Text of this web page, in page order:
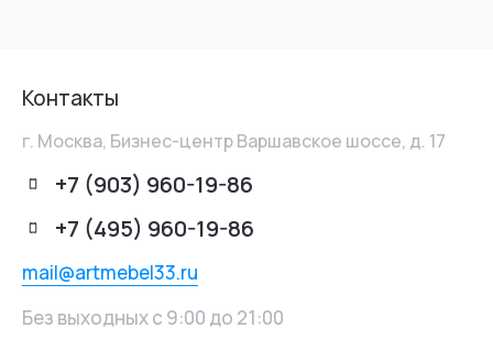
Контакты
г. Москва, Бизнес-центр Варшавское шоссе, д. 17
+7 (903) 960-19-86
+7 (495) 960-19-86
mail@artmebel33.ru
Без выходных с 9:00 до 21:00